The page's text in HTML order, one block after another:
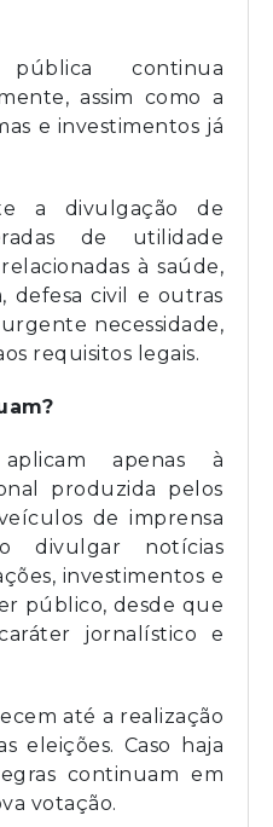
continua
assim como a
e investimentos já
a divulgação de
de utilidade
à saúde,
defesa civil e outras
necessidade,
requisitos legais.
apenas à
produzida pelos
de imprensa
divulgar notícias
investimentos e
público, desde que
jornalístico e
até a realização
eleições. Caso haja
continuam em
votação.